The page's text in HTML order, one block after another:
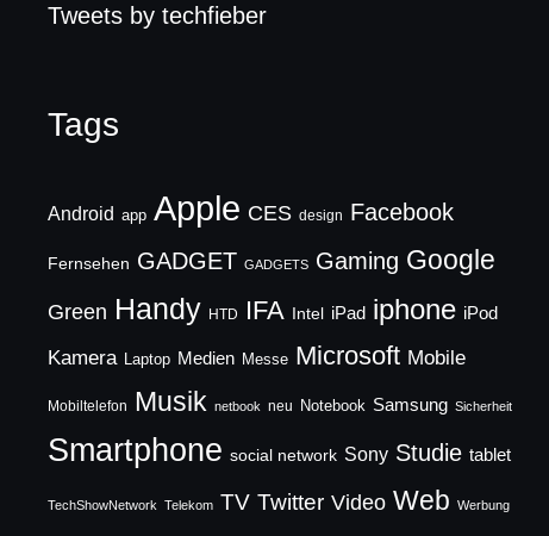
Tweets by techfieber
Tags
Android app Apple CES design Facebook
Fernsehen GADGET GADGETS Gaming Google
Green Handy HTD IFA Intel iPad iphone iPod
Kamera Laptop Medien Messe Microsoft Mobile
Mobiltelefon Musik netbook neu Notebook Samsung Sicherheit
Smartphone social network Sony Studie tablet
TechShowNetwork Telekom TV Twitter Video Web Werbung